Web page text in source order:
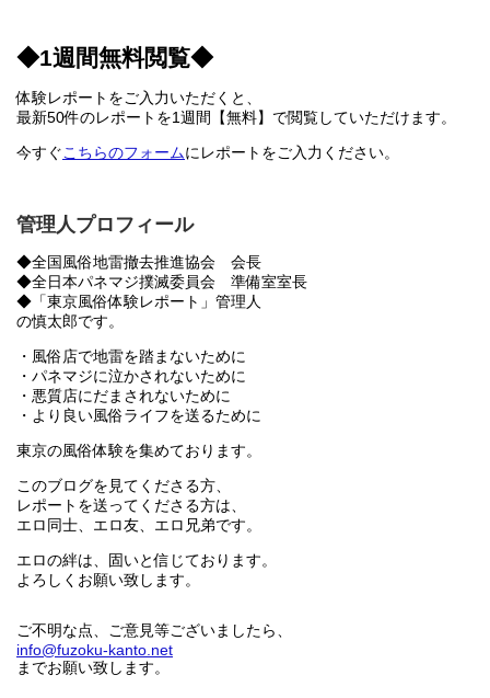
◆1週間無料閲覧◆
体験レポートをご入力いただくと、
最新50件のレポートを1週間【無料】で閲覧していただけます。
今すぐこちらのフォームにレポートをご入力ください。
管理人プロフィール
◆全国風俗地雷撤去推進協会 会長
◆全日本パネマジ撲滅委員会 準備室室長
◆「東京風俗体験レポート」管理人
の慎太郎です。
・風俗店で地雷を踏まないために
・パネマジに泣かされないために
・悪質店にだまされないために
・より良い風俗ライフを送るために
東京の風俗体験を集めております。
このブログを見てくださる方、
レポートを送ってくださる方は、
エロ同士、エロ友、エロ兄弟です。
エロの絆は、固いと信じております。
よろしくお願い致します。
ご不明な点、ご意見等ございましたら、
info@fuzoku-kanto.net
までお願い致します。